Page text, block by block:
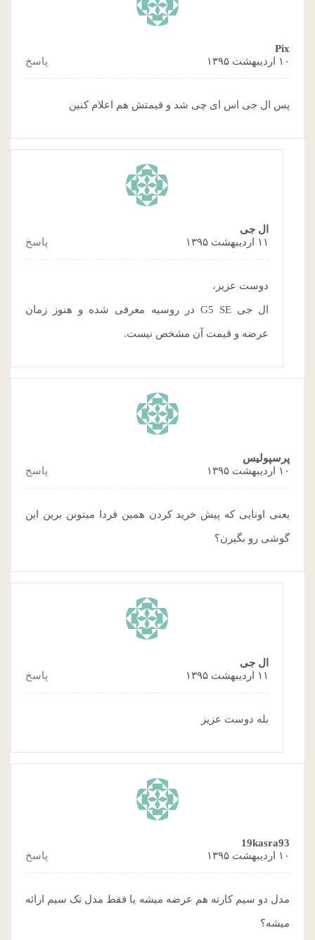
Pix
۱۰ اردیبهشت ۱۳۹۵
پاسخ
پس ال جی اس ای چی شد و قیمتش هم اعلام کنین
ال جی
۱۱ اردیبهشت ۱۳۹۵
پاسخ
دوست عزیز،
ال جی G5 SE در روسیه معرفی شده و هنوز زمان
عرضه و قیمت آن مشخص نیست.
پرسپولیس
۱۰ اردیبهشت ۱۳۹۵
پاسخ
یعنی اونایی که پیش خرید کردن همین فردا میتونن برین این
گوشی رو بگیرن؟
ال جی
۱۱ اردیبهشت ۱۳۹۵
پاسخ
بله دوست عزیز
19kasra93
۱۰ اردیبهشت ۱۳۹۵
پاسخ
مدل دو سیم کارته هم عرضه میشه یا فقط مدل تک سیم ارائه
میشه؟